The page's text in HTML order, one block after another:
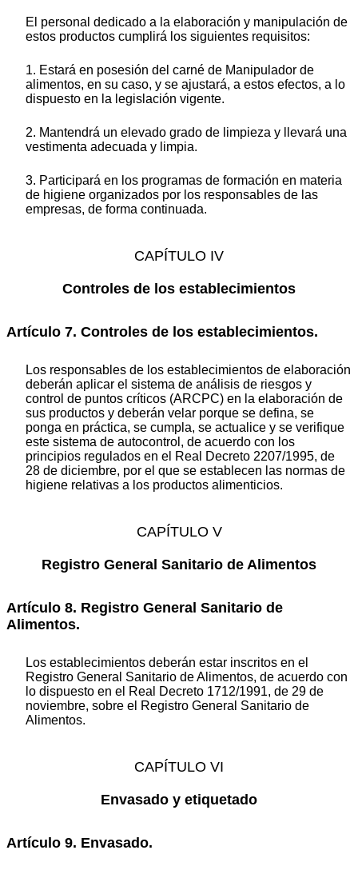
El personal dedicado a la elaboración y manipulación de
estos productos cumplirá los siguientes requisitos:
1. Estará en posesión del carné de Manipulador de
alimentos, en su caso, y se ajustará, a estos efectos, a lo
dispuesto en la legislación vigente.
2. Mantendrá un elevado grado de limpieza y llevará una
vestimenta adecuada y limpia.
3. Participará en los programas de formación en materia
de higiene organizados por los responsables de las
empresas, de forma continuada.
CAPÍTULO IV
Controles de los establecimientos
Artículo 7. Controles de los establecimientos.
Los responsables de los establecimientos de elaboración
deberán aplicar el sistema de análisis de riesgos y
control de puntos críticos (ARCPC) en la elaboración de
sus productos y deberán velar porque se defina, se
ponga en práctica, se cumpla, se actualice y se verifique
este sistema de autocontrol, de acuerdo con los
principios regulados en el Real Decreto 2207/1995, de
28 de diciembre, por el que se establecen las normas de
higiene relativas a los productos alimenticios.
CAPÍTULO V
Registro General Sanitario de Alimentos
Artículo 8. Registro General Sanitario de
Alimentos.
Los establecimientos deberán estar inscritos en el
Registro General Sanitario de Alimentos, de acuerdo con
lo dispuesto en el Real Decreto 1712/1991, de 29 de
noviembre, sobre el Registro General Sanitario de
Alimentos.
CAPÍTULO VI
Envasado y etiquetado
Artículo 9. Envasado.